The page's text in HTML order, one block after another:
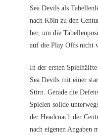
Sea Devils als
nach Köln zu den
her, um die
auf die Play Offs nicht
In der ersten
Sea Devils mit einer
Stirn. Gerade die
Spielen solide
der Headcoach der
nach eigenen Angaben